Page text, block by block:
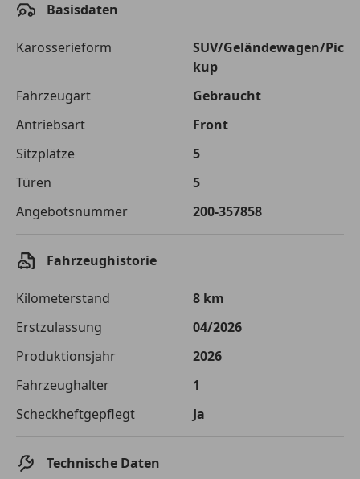
120 Monate
Kreditbetrag
€ 33 300,-
Gesamtbetrag
Einberechnete Gebühren
€ 0,-
Effektivzinsatz
Sollzinssatz
Monatliche Rate € 390,95
Die tatsächlichen Konditionen sind abhängig von Ihrer Bonität sowie
von der von Ihnen gewählten Bank. Rückzahlungszeitraum 1-10
Jahre. Zinsspanne Sollzinssatz: 2,90% - 14,90%.
Jetzt berechnen
Basisdaten
Karosserieform
SUV/Geländewagen/Pic
kup
Fahrzeugart
Gebraucht
Antriebsart
Front
Sitzplätze
5
Türen
5
Angebotsnummer
200-357858
Fahrzeughistorie
Kilometerstand
8 km
Erstzulassung
04/2026
Produktionsjahr
2026
Fahrzeughalter
1
Scheckheftgepflegt
Ja
Technische Daten